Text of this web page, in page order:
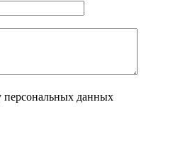
персональных данных